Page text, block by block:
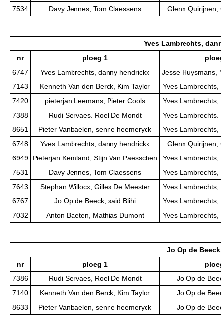
7534
Davy Jennes, Tom Claessens Glenn Quirijnen,
Yves Lambrechts,
nr
ploeg 1
6747
Yves Lambrechts, danny hendrickx
Jesse Huysmans,
7143
Kenneth Van den Berck, Kim Taylor
Yves
7420
pieterjan Leemans, Pieter Cools
Yves
7388
Rudi Servaes, Roel De Mondt
Yves
8651
Pieter Vanbaelen, senne heemeryck
Yves
6748
Yves Lambrechts, danny hendrickx
Glenn Quirijnen,
6949
Pieterjan Kemland, Stijn Van Paesschen
Yves
7531
Davy Jennes, Tom Claessens
Yves
7643
Stephan Willocx, Gilles De Meester
Yves
6767
Jo Op de Beeck, said Blihi
Yves
7032
Anton Baeten, Mathias Dumont Yves
Jo Op de
nr
ploeg 1
7386
Rudi Servaes, Roel De Mondt
Jo Op de
7140
Kenneth Van den Berck, Kim Taylor
Jo Op de
8633
Pieter Vanbaelen, senne heemeryck
Jo Op de